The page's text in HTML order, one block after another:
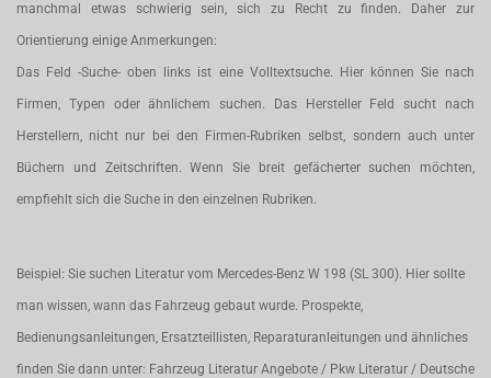
manchmal etwas schwierig sein, sich zu Recht zu finden. Daher zur
Orientierung einige Anmerkungen:
Das Feld -Suche- oben links ist eine Volltextsuche. Hier können Sie nach
Firmen, Typen oder ähnlichem suchen. Das Hersteller Feld sucht nach
Herstellern, nicht nur bei den Firmen-Rubriken selbst, sondern auch unter
Büchern und Zeitschriften. Wenn Sie breit gefächerter suchen möchten,
empfiehlt sich die Suche in den einzelnen Rubriken.
Beispiel: Sie suchen Literatur vom Mercedes-Benz W 198 (SL 300). Hier sollte
man wissen, wann das Fahrzeug gebaut wurde. Prospekte,
Bedienungsanleitungen, Ersatzteillisten, Reparaturanleitungen und ähnliches
finden Sie dann unter: Fahrzeug Literatur Angebote / Pkw Literatur / Deutsche